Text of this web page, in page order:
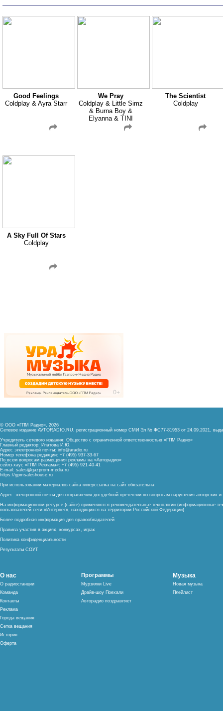
Good Feelings
Coldplay & Ayra Starr
We Pray
Coldplay & Little Simz
& Burna Boy &
Elyanna & TINI
The Scientist
Coldplay
A Sky Full Of Stars
Coldplay
© ООО «ГПМ Радио», 2026
Сетевое издание AVTORADIO.RU, регистрационный номер СМИ Эл № ФС77-81953 от 24.09.2021,
Учредитель сетевого издания: Общество с ограниченной ответственностью «ГПМ Радио»
Главный редактор: Ипатова И.Ю.
Адрес электронной почты: info@aradio.ru
Номер телефона редакции: +7 (495) 937-33-67
По всем вопросам размещения рекламы на «Авторадио»
сейлз-хаус «ГПМ Реклама»: +7 (495) 921-40-41
E-mail: sales@gazprom-media.ru
https://gpmsaleshouse.ru
При использовании материалов сайта гиперссылка на сайт обязательна
Адрес электронной почты для отправления досудебной претензии по вопросам нарушения авторских
На информационном ресурсе (сайте) применяются рекомендательные технологии (информационные
пользователей сети «Интернет», находящихся на территории Российской Федерации)
Более подробная информация для правообладателей
Правила участия в акциях, конкурсах, играх
Политика конфиденциальности
Результаты СОУТ
О нас
О радиостанции
Команда
Контакты
Реклама
Города вещания
Сетка вещания
История
Оферта
Программы
Мурзилки Live
Драйв-шоу Поехали
Авторадио поздравляет
Музыка
Новая музыка
Плейлист